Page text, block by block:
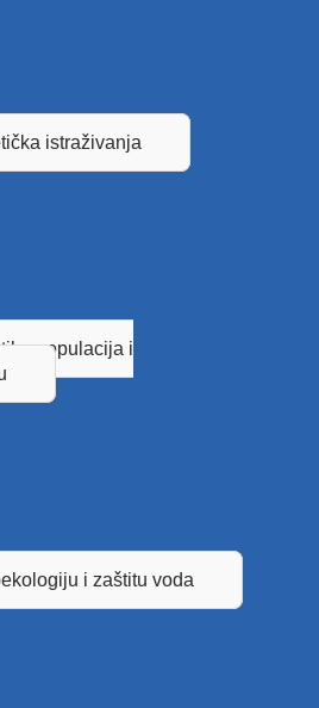
istraživanja
populacija i
i zaštitu voda